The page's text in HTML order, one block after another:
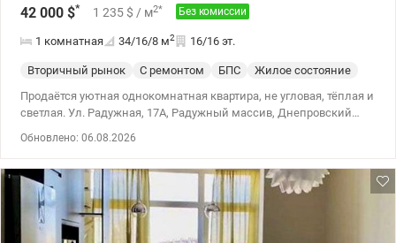
42 000 $* 1 235 $ / м2* Без комиссии
1 комнатная 34/16/8 м2 16/16 эт.
Вторичный рынок С ремонтом БПС
Жилое состояние
Продаётся уютная однокомнатная квартира, не угловая, тёплая и
светлая. Ул. Радужная, 17А, Радужный массив, Днепровский
программы: єВідновлення, Держмолодьжитло, жилищные
сертификаты, постановлениями КМУ №280, №719, №214 и
другими государственными программами. Характеристики
квартиры: Общая площадь — 33,7 м² Кухня — 8,1 м² Этаж — 16 /
Обновлено: 06.08.2026